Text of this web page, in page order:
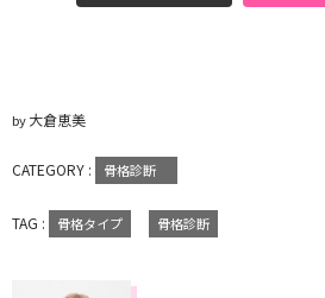
by大倉恵美
CATEGORY : 骨格診断
TAG : 骨格タイプ 骨格診断